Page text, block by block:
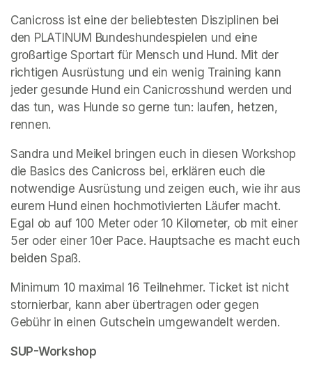
Canicross ist eine der beliebtesten Disziplinen bei
den PLATINUM Bundeshundespielen und eine
großartige Sportart für Mensch und Hund. Mit der
richtigen Ausrüstung und ein wenig Training kann
jeder gesunde Hund ein Canicrosshund werden und
das tun, was Hunde so gerne tun: laufen, hetzen,
rennen.
Sandra und Meikel bringen euch in diesen Workshop
die Basics des Canicross bei, erklären euch die
notwendige Ausrüstung und zeigen euch, wie ihr aus
eurem Hund einen hochmotivierten Läufer macht.
Egal ob auf 100 Meter oder 10 Kilometer, ob mit einer
5er oder einer 10er Pace. Hauptsache es macht euch
beiden Spaß.
Minimum 10 maximal 16 Teilnehmer. Ticket ist nicht
stornierbar, kann aber übertragen oder gegen
Gebühr in einen Gutschein umgewandelt werden.
SUP-Workshop